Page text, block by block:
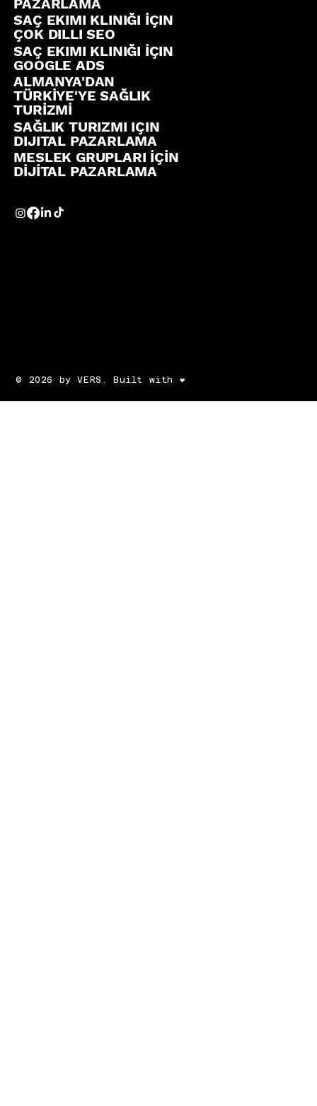
SAÇ EKIMI KLINIĞI İÇIN
ÇOK DILLI SEO
SAÇ EKIMI KLINIĞI İÇIN
GOOGLE ADS
ALMANYA'DAN
TÜRKİYE'YE SAĞLIK
TURİZMİ
SAĞLIK TURIZMI IÇIN
DIJITAL PAZARLAMA
MESLEK GRUPLARI İÇİN
DİJİTAL PAZARLAMA
© 2026 by VERS. Built with ❤️